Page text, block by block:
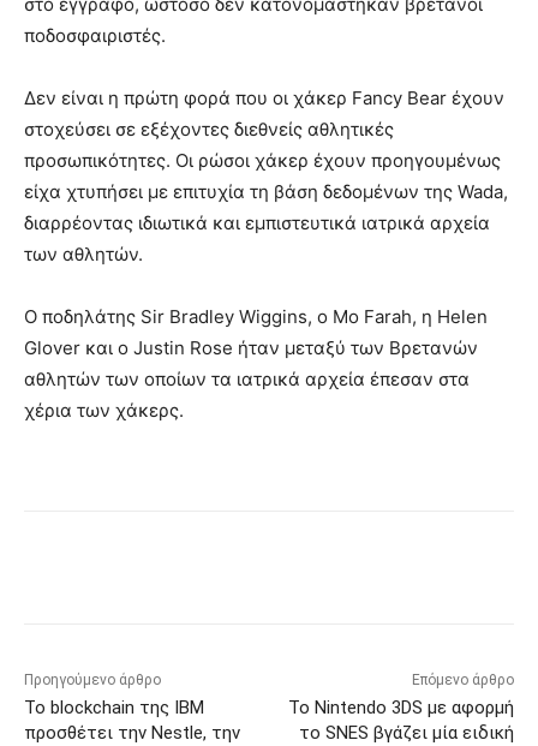
ποδοσφαιριστές.
Δεν είναι η πρώτη φορά που οι χάκερ Fancy Bear έχουν
στοχεύσει σε εξέχοντες διεθνείς αθλητικές
προσωπικότητες. Οι ρώσοι χάκερ έχουν προηγουμένως
είχα χτυπήσει με επιτυχία τη βάση δεδομένων της Wada,
διαρρέοντας ιδιωτικά και εμπιστευτικά ιατρικά αρχεία
των αθλητών.
Ο ποδηλάτης Sir Bradley Wiggins, ο Mo Farah, η Helen
Glover και ο Justin Rose ήταν μεταξύ των Βρετανών
αθλητών των οποίων τα ιατρικά αρχεία έπεσαν στα
χέρια των χάκερς.
Προηγούμενο άρθρο
Το blockchain της IBM
προσθέτει την Nestle, την
Επόμενο άρθρο
Το Nintendo 3DS με αφορμή
το SNES βγάζει μία ειδική